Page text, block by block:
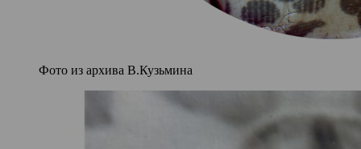
Фото из архива В.Кузьмина